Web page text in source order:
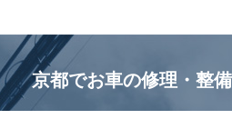
京都でお車の修理・整